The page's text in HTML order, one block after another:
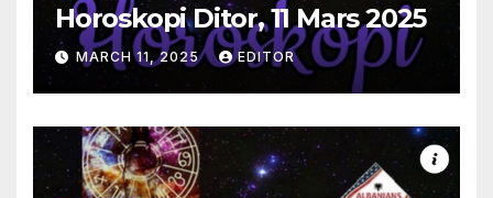
Horoskopi Ditor, 11 Mars 2025
MARCH 11, 2025 EDITOR